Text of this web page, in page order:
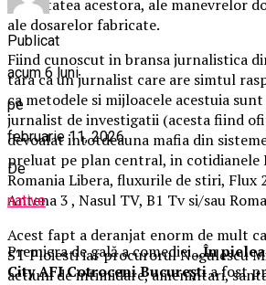
identitatea acestora, ale manevrelor
ale dosarelor fabricate.
Fiind cunoscut in bransa jurnalistica
tara ca un jurnalist care are simtul
ca metodele si mijloacele acestuia
jurnalist de investigatii (acesta fiind
devoalat intotdeauna mafia din
preluat pe plan central, in cotidianele
Romania Libera, fluxurile de stiri, Flux
Antena 3 , Nasul TV, B1 Tv si/sau
Acest fapt a deranjat enorm de mult
ST Ploiesti iar procurorul Negulescu
actiuni de intimidare, amenintari,
Publicat
acum 6 luni
pe
februarie 11, 2026
De
native
Premiera de gală a comediei„În
City AFI Cotroceni Bucureștia fost